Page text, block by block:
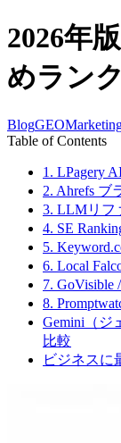
2026年
めラン
BlogGEO
Table of Contents
1. LPagery
2. Ahrefs ブ
3. LLMリフ
4. SE
5.
6. Local
7.
8.
Gemini（ジ
比較
ビジネスに